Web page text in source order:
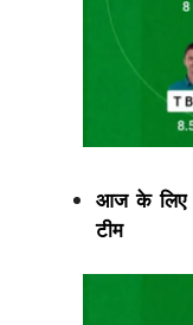
आज के लिए
टीम